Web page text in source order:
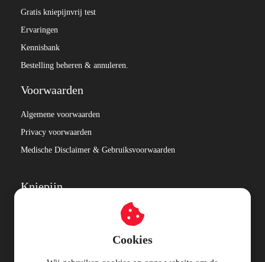
Gratis kniepijnvrij test
Ervaringen
Kennisbank
Bestelling beheren & annuleren.
Voorwaarden
Algemene voorwaarden
Privacy voorwaarden
Medische Disclaimer & Gebruiksvoorwaarden
Kniepijn
Patellofemoraal Pijnsyndroom
Cookies